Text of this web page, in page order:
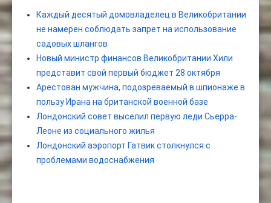
Каждый десятый домовладелец в Великобритании
не намерен соблюдать запрет на использование
садовых шлангов
Новый министр финансов Великобритании Хили
представит свой первый бюджет 28 октября
Арестован мужчина, подозреваемый в шпионаже в
пользу Ирана на британской военной базе
Лондонский совет выселил первую леди Сьерра-
Леоне из социального жилья
Лондонский аэропорт Гатвик столкнулся с
проблемами водоснабжения